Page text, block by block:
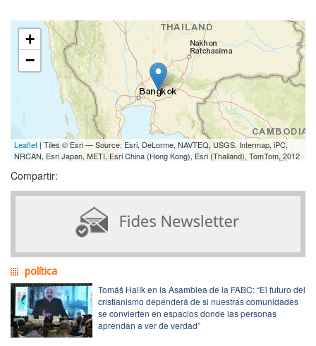
+
−
Leaflet | Tiles © Esri — Source: Esri, DeLorme, NAVTEQ, USGS, Intermap, iPC,
NRCAN, Esri Japan, METI, Esri China (Hong Kong), Esri (Thailand), TomTom, 2012
Compartir:
política
Tomáš Halík en la Asamblea de la FABC: “El futuro del
cristianismo dependerá de si nuestras comunidades
se convierten en espacios donde las personas
aprendan a ver de verdad”